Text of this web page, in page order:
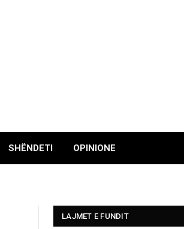
SHËNDETI OPINIONE
LAJMET E FUNDIT